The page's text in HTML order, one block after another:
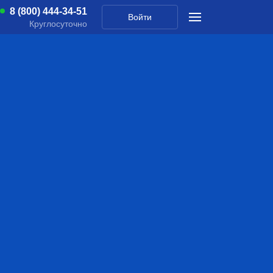
8 (800) 444-34-51
Круглосуточно
Войти